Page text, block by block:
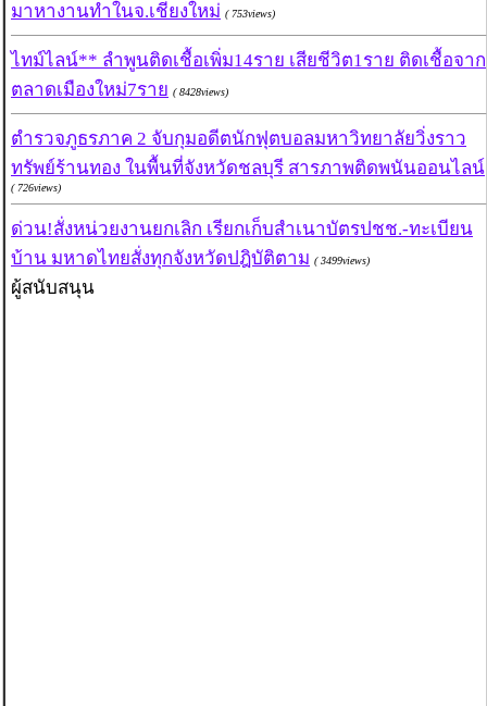
มาหางานทำในจ.เชียงใหม่ ( 753views)
ไทม์ไลน์** ลำพูนติดเชื้อเพิ่ม14ราย เสียชีวิต1ราย ติดเชื้อจาก
ตลาดเมืองใหม่7ราย ( 8428views)
ตำรวจภูธรภาค 2 จับกุมอดีตนักฟุตบอลมหาวิทยาลัยวิ่งราว
ทรัพย์ร้านทอง ในพื้นที่จังหวัดชลบุรี สารภาพติดพนันออนไลน์
( 726views)
ด่วน!สั่งหน่วยงานยกเลิก เรียกเก็บสำเนาบัตรปชช.-ทะเบียน
บ้าน มหาดไทยสั่งทุกจังหวัดปฎิบัติตาม ( 3499views)
ผู้สนับสนุน